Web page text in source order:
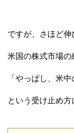
ですが、さほど
米国の株式市場の
「やっぱし、米
という受け止め方